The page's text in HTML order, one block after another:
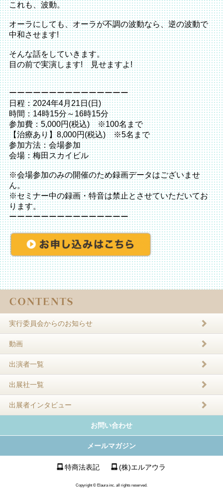
これも、波動。
オーラにしても、オーラが不調の波動なら、逆の波動で
中和させます!
そんな話をしていきます。
目の前で実演します! 見せますよ!
ーーーーーーーーーーーーーーー
日程：2024年4月21日(日)
時間：14時15分～16時15分
参加費：5,000円(税込) ※100名まで
【治療あり】8,000円(税込) ※5名まで
参加方法：会場参加
会場：梅田スカイビル
※会場参加のみの開催のため録画データはございませ
ん。
※セミナー中の録画・特音は禁止とさせていただいてお
ります。
ーーーーーーーーーーーーーーー
実行委員会からのお知らせ
動画
出演者一覧
出展社一覧
出展者インタビュー
お問い合わせ
メールマガジン
特商法表記 (株)エルアウラ
Copyright © Elaura inc. all rights reserved.